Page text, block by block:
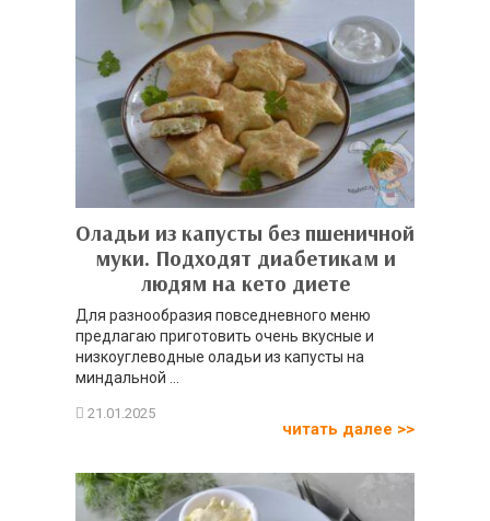
Оладьи из капусты без пшеничной
муки. Подходят диабетикам и
людям на кето диете
Для разнообразия повседневного меню
предлагаю приготовить очень вкусные и
низкоуглеводные оладьи из капусты на
миндальной ...
читать далее >>